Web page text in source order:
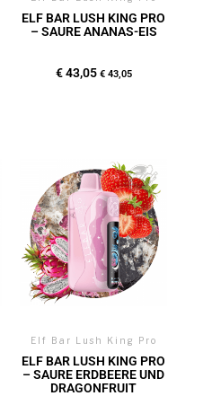
ELF BAR LUSH KING PRO
– SAURE ANANAS-EIS
€43,05 €43,05
Elf Bar Lush King Pro
ELF BAR LUSH KING PRO
– SAURE ERDBEERE UND
DRAGONFRUIT